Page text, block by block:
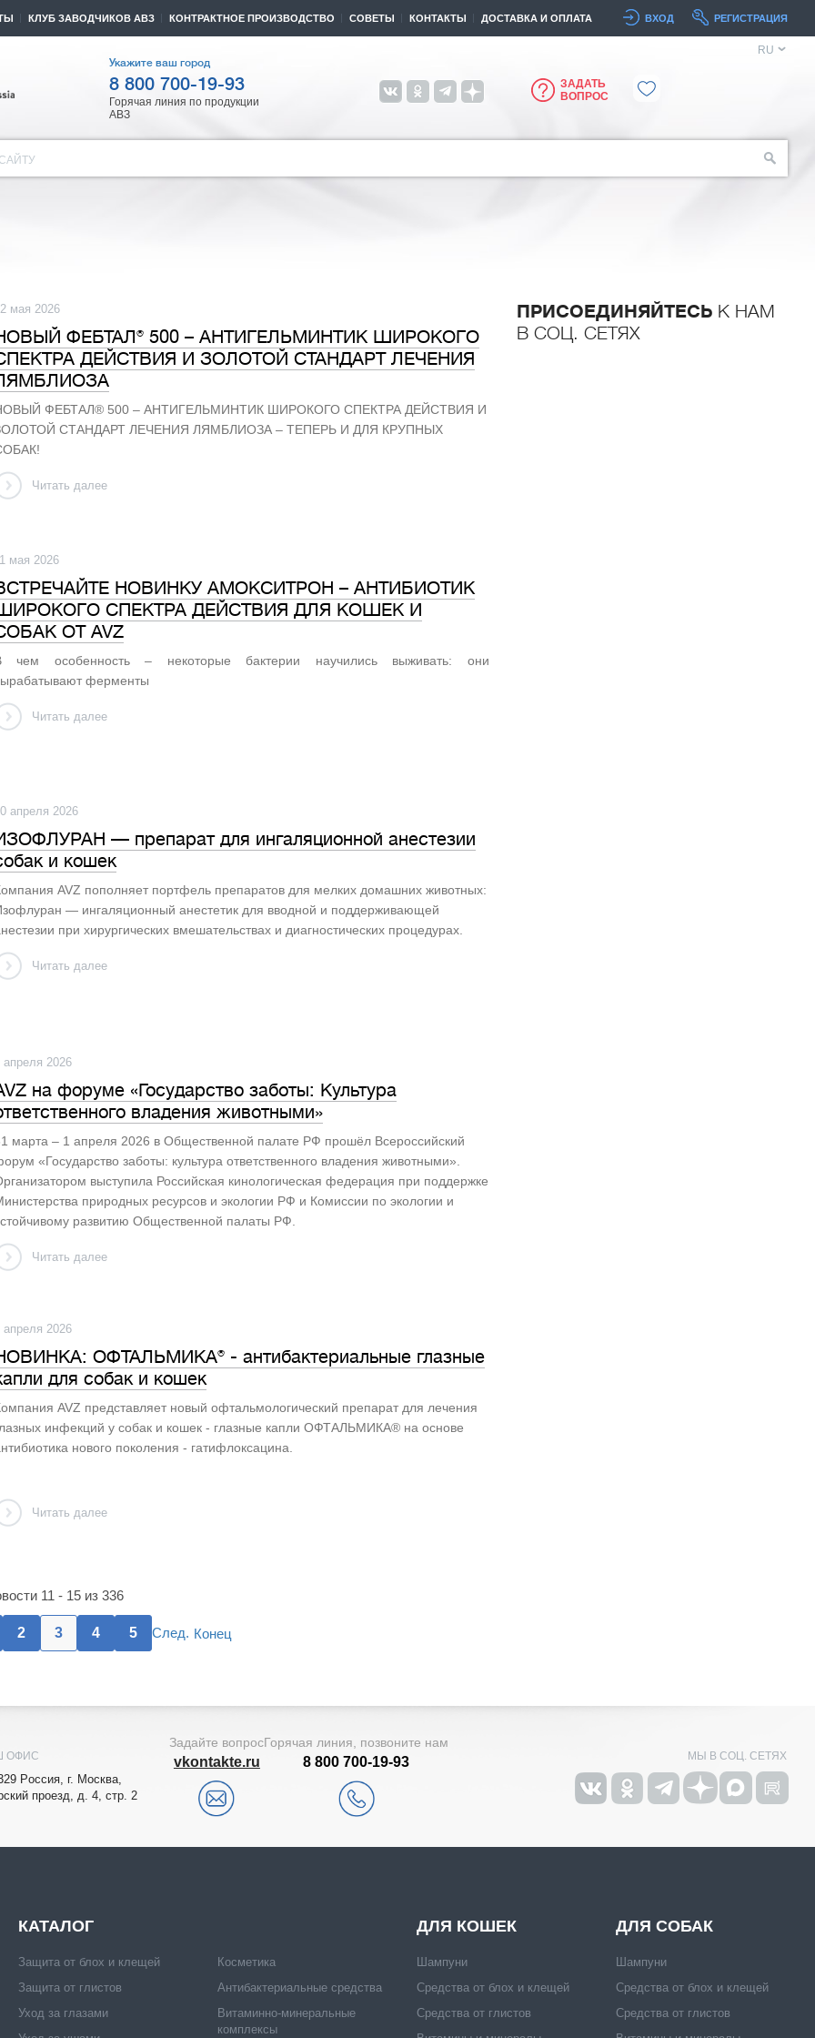
КЛУБ ЗАВОДЧИКОВ АВЗ КОНТРАКТНОЕ ПРОИЗВОДСТВО СОВЕТЫ КОНТАКТЫ ДОСТАВКА И ОПЛАТА ВХОД РЕГИСТРАЦИЯ
Укажите ваш город
8 800 700-19-93
Горячая линия по продукции
АВЗ
ЗАДАТЬ
ВОПРОС
RU
мая 2026
ФЕБТАЛ® 500 – АНТИГЕЛЬМИНТИК ШИРОКОГО
ДЕЙСТВИЯ И ЗОЛОТОЙ СТАНДАРТ ЛЕЧЕНИЯ
ФЕБТАЛ® 500 – АНТИГЕЛЬМИНТИК ШИРОКОГО СПЕКТРА ДЕЙСТВИЯ И
СТАНДАРТ ЛЕЧЕНИЯ ЛЯМБЛИОЗА – ТЕПЕРЬ И ДЛЯ КРУПНЫХ
Читать далее
мая 2026
НОВИНКУ АМОКСИТРОН – АНТИБИОТИК
СПЕКТРА ДЕЙСТВИЯ ДЛЯ КОШЕК И
ОТ AVZ
чем особенность – некоторые бактерии научились выживать: они
ферменты
Читать далее
апреля 2026
— препарат для ингаляционной анестезии
и кошек
AVZ пополняет портфель препаратов для мелких домашних животных:
— ингаляционный анестетик для вводной и поддерживающей
при хирургических вмешательствах и диагностических процедурах.
Читать далее
апреля 2026
на форуме «Государство заботы: Культура
владения животными»
марта – 1 апреля 2026 в Общественной палате РФ прошёл Всероссийский
«Государство заботы: культура ответственного владения животными».
выступила Российская кинологическая федерация при поддержке
природных ресурсов и экологии РФ и Комиссии по экологии и
развитию Общественной палаты РФ.
Читать далее
апреля 2026
ОФТАЛЬМИКА® - антибактериальные глазные
для собак и кошек
AVZ представляет новый офтальмологический препарат для лечения
инфекций у собак и кошек - глазные капли ОФТАЛЬМИКА® на основе
нового поколения - гатифлоксацина.
Читать далее
11 - 15 из 336
2 3 4 5 След. Конец
ПРИСОЕДИНЯЙТЕСЬК НАМ
В СОЦ. СЕТЯХ
ОФИС
Рoccия, г. Мocквa,
проезд, д. 4, стр. 2
Задайте вопрос
vkontakte.ru
Горячая линия, позвоните нам
8 800 700-19-93 МЫ В СОЦ. СЕТЯХ
КАТАЛОГ
Защита от блох и клещей
Защита от глистов
Уход за глазами
Косметика
Антибактериальные средства
Витаминно-минеральные
комплексы
ДЛЯ КОШЕК
Шампуни
Средства от блох и клещей
Средства от глистов
ДЛЯ СОБАК
Шампуни
Средства от блох и клещей
Средства от глистов